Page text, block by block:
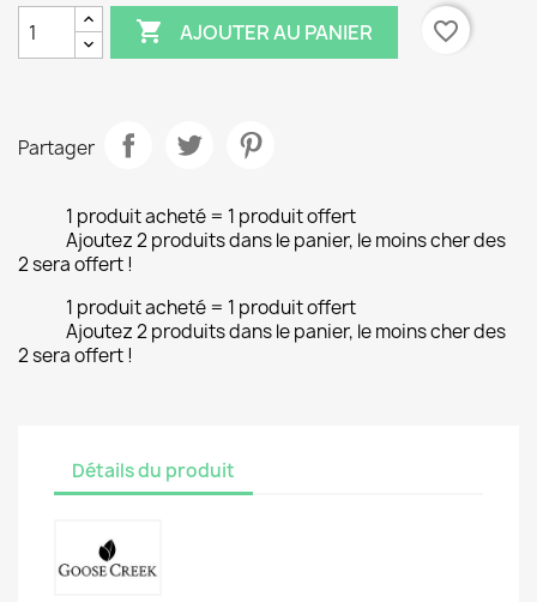
 AJOUTER AU PANIER favorite_border
Partager
1 produit acheté = 1 produit offert
Ajoutez 2 produits dans le panier, le moins cher des
2 sera offert !
1 produit acheté = 1 produit offert
Ajoutez 2 produits dans le panier, le moins cher des
2 sera offert !
Détails du produit